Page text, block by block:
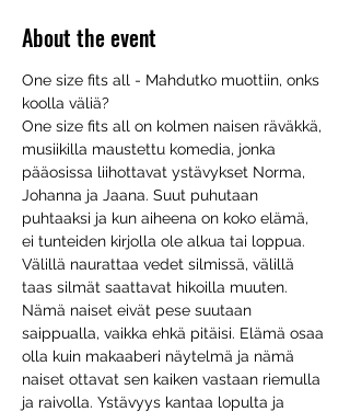
About the event
One size fits all - Mahdutko muottiin, onks
koolla väliä?
One size fits all on kolmen naisen räväkkä,
musiikilla maustettu komedia, jonka
pääosissa liihottavat ystävykset Norma,
Johanna ja Jaana. Suut puhutaan
puhtaaksi ja kun aiheena on koko elämä,
ei tunteiden kirjolla ole alkua tai loppua.
Välillä naurattaa vedet silmissä, välillä
taas silmät saattavat hikoilla muuten.
Nämä naiset eivät pese suutaan
saippualla, vaikka ehkä pitäisi. Elämä osaa
olla kuin makaaberi näytelmä ja nämä
naiset ottavat sen kaiken vastaan riemulla
ja raivolla. Ystävyys kantaa lopulta ja